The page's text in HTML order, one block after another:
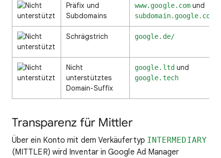
Präfix und
Subdomains
www.google.com und
subdomain.google.com
Schrägstrich google.de/
Nicht
unterstütztes
Domain-Suffix
google.ltdund
google.tech
Transparenz für Mittler
Über ein Konto mit dem Verkäufertyp INTERMEDIARY
(MITTLER) wird Inventar in Google Ad Manager